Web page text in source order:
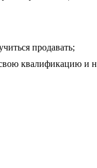
продавать;
квалификацию и